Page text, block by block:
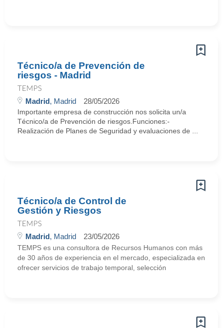
Técnico/a de Prevención de
riesgos - Madrid
TEMPS
Madrid, Madrid 28/05/2026
Importante empresa de construcción nos solicita un/a
Técnico/a de Prevención de riesgos.Funciones:-
Realización de Planes de Seguridad y evaluaciones de ...
Técnico/a de Control de
Gestión y Riesgos
TEMPS
Madrid, Madrid 23/05/2026
TEMPS es una consultora de Recursos Humanos con más
de 30 años de experiencia en el mercado, especializada en
ofrecer servicios de trabajo temporal, selección